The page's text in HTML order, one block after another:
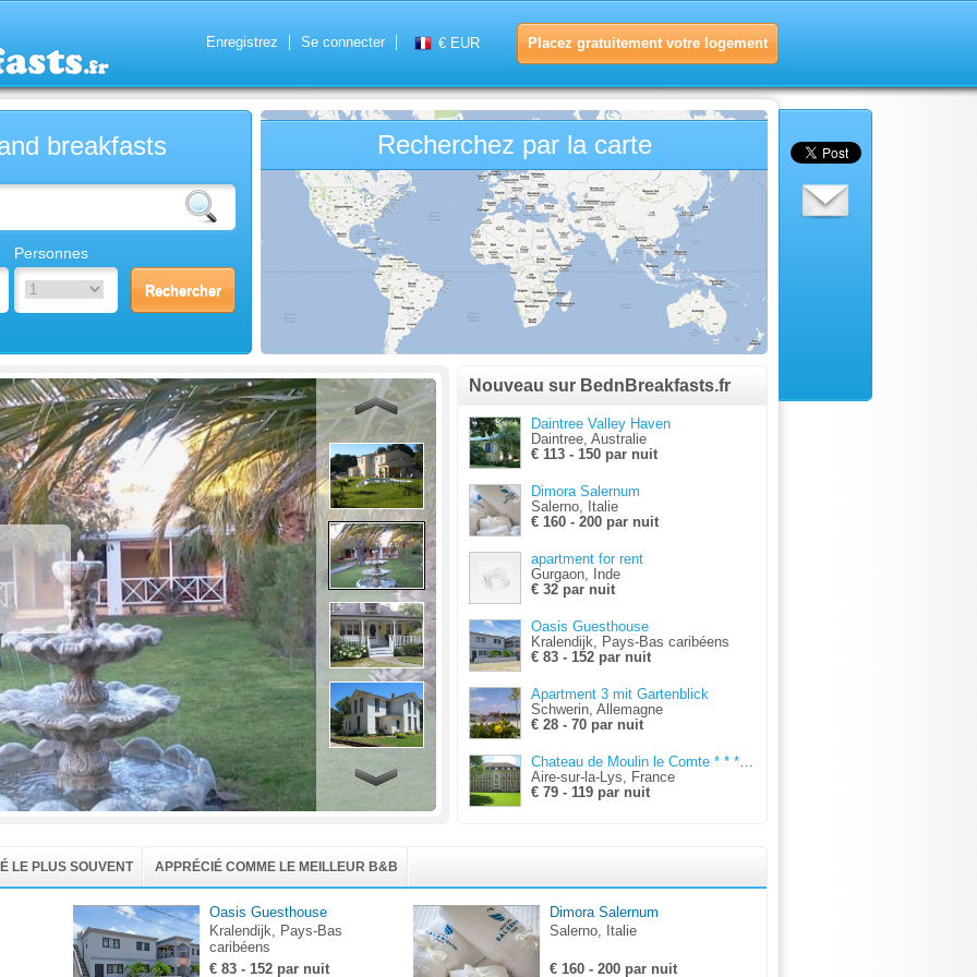
Placez gratuitement votre logement
Enregistrez Se connecter € EUR
breakfasts
Personnes
Recherchez par la carte
Nouveau sur BednBreakfasts.fr
Daintree Valley Haven
Daintree, Australie
€ 113 - 150 par nuit
Dimora Salernum
Salerno, Italie
€ 160 - 200 par nuit
apartment for rent
Gurgaon, Inde
€ 32 par nuit
Oasis Guesthouse
Kralendijk, Pays-Bas caribéens
€ 83 - 152 par nuit
Apartment 3 mit Gartenblick
Schwerin, Allemagne
€ 28 - 70 par nuit
Chateau de Moulin le Comte * * * * + dinner
Aire-sur-la-Lys, France
€ 79 - 119 par nuit
LE PLUS SOUVENT APPRÉCIÉ COMME LE MEILLEUR B&B
Oasis Guesthouse
Kralendijk, Pays-Bas
caribéens
€ 83 - 152 par nuit
Dimora Salernum
Salerno, Italie
€ 160 - 200 par nuit